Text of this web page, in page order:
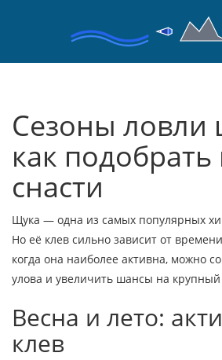
Сезоны ловли
как
снасти
Щука — одна из самых популярных
Но её клев сильно зависит от
когда она наиболее активна, можно
улова и увеличить шансы на
Весна и лето:
клев